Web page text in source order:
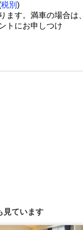
税別 )
ます。満車の場合は、
トにお申しつけ
見ています